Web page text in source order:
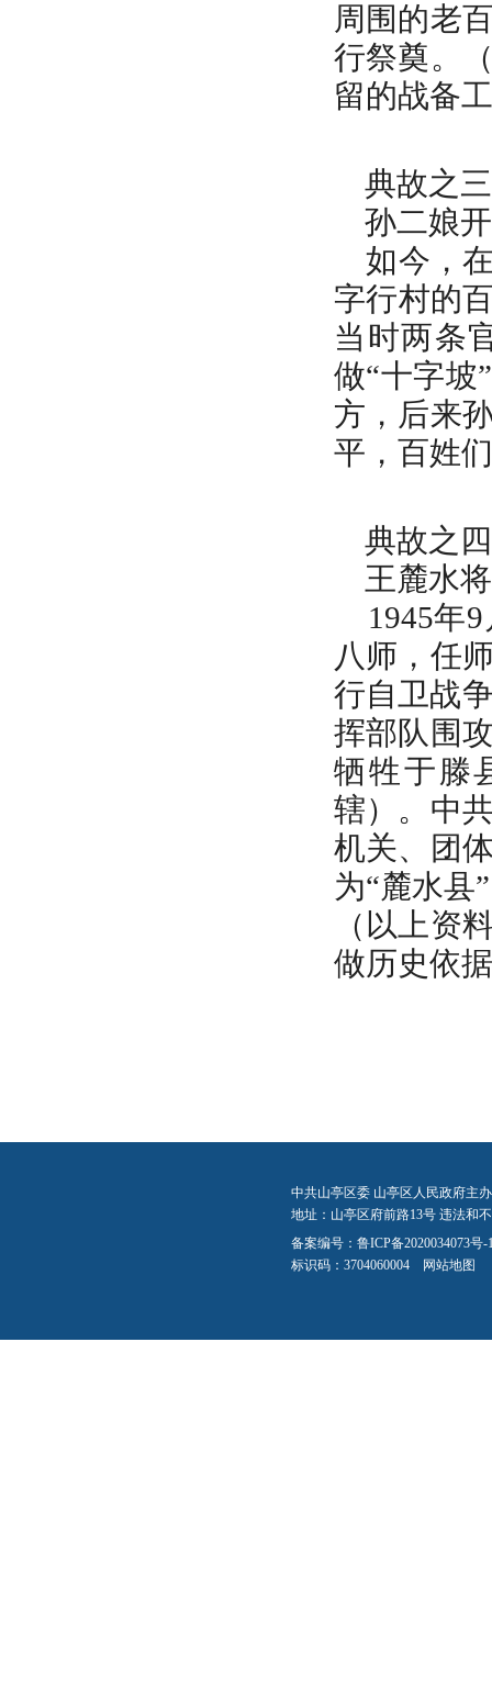
周围的老
行祭奠。
留的战备
典故之
孙二娘
如今，在
字行村的
当时两条
做“十字坡
方，后来
平，百姓
典故之
王麓水
1945年9
八师，任
行自卫战
挥部队围
牺牲于滕
辖）。中
机关、团
为“麓水县
（以上资
做历史依
中共山亭区委 山亭区人民政府主
地址：山亭区府前路13号 违法和
备案编号： 鲁ICP备2020034073号-
标识码：3704060004 网站地图